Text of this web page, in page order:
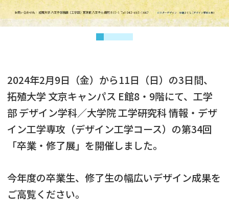
2024年2月9日（金）から11日（日）の3日間、
拓殖大学 文京キャンパス E館8・9階にて、工学
部 デザイン学科／大学院 工学研究科 情報・デザ
イン工学専攻（デザイン工学コース）の第34回
「卒業・修了展」を開催しました。
今年度の卒業生、修了生の幅広いデザイン成果を
ご高覧ください。